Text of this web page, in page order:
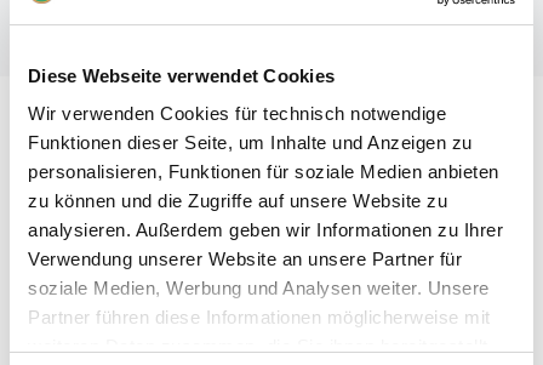
Diese Webseite verwendet Cookies
Wir verwenden Cookies für technisch notwendige
Funktionen dieser Seite, um Inhalte und Anzeigen zu
personalisieren, Funktionen für soziale Medien anbieten
zu können und die Zugriffe auf unsere Website zu
analysieren. Außerdem geben wir Informationen zu Ihrer
Verwendung unserer Website an unsere Partner für
soziale Medien, Werbung und Analysen weiter. Unsere
Partner führen diese Informationen möglicherweise mit
Unser Unternehmen
Fachmarkt für Agrar und Garten
Ihr Weg zu uns
Kontakt
Chronik
Karriere